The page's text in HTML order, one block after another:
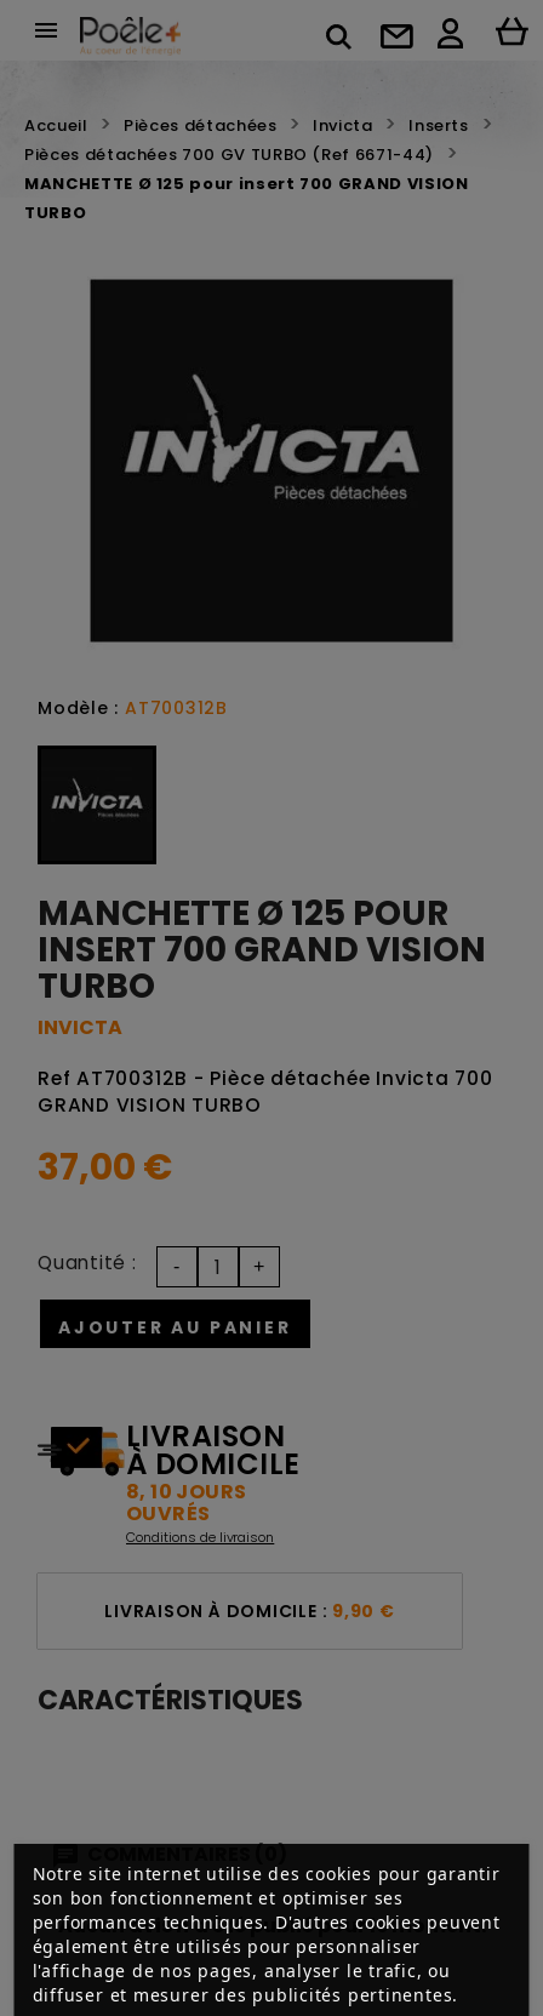

Notre site internet utilise des cookies pour garantir
son bon fonctionnement et optimiser ses
performances techniques. D'autres cookies peuvent
également être utilisés pour personnaliser
l'affichage de nos pages, analyser le trafic, ou
diffuser et mesurer des publicités pertinentes.
Accueil Pièces détachées Invicta
Inserts
Pièces détachées 700 GV TURBO (Ref 6671-44)
MANCHETTE Ø 125 pour insert 700 GRAND VISION
TURBO
Modèle :AT700312B
MANCHETTE Ø 125 POUR
INSERT 700 GRAND VISION
TURBO
INVICTA
Ref AT700312B - Pièce détachée Invicta 700
GRAND VISION TURBO
37,00 €
AJOUTER AU PANIER
Quantité :
LIVRAISON
À DOMICILE
8, 10 JOURS
OUVRÉS
Conditions de livraison
LIVRAISON À DOMICILE : 9,90 €
CARACTÉRISTIQUES
Aucun avis n'a été publié pour le moment.